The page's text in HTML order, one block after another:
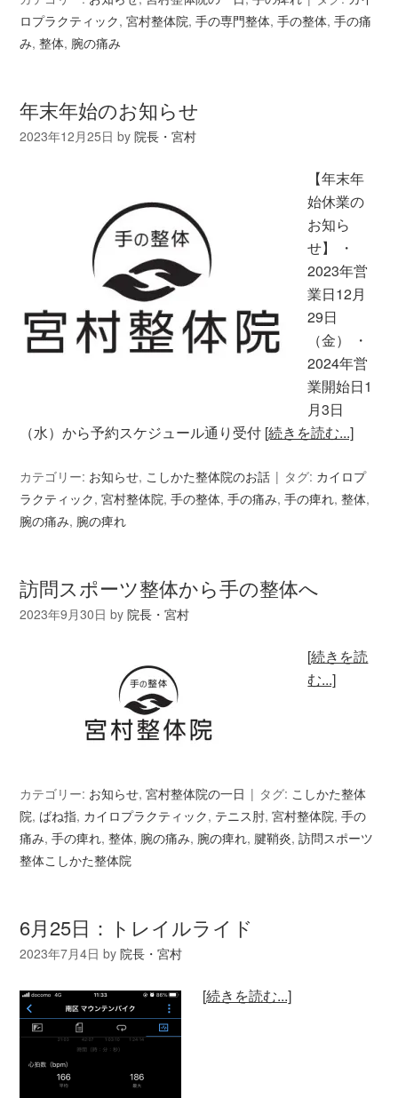
ロプラクティック,宮村整体院,手の専門整体,手の整体,手の痛
み,整体, 腕の痛み
年末年始のお知らせ
2023年12月25日 by院長・宮村
【年末年
始休業の
お知ら
せ】 ・
2023年営
業日12月
29日
（金） ・
2024年営
業開始日1
月3日
（水）から予約スケジュール通り受付 [続きを読む...]
カテゴリー: お知らせ, こしかた整体院のお話 タグ: カイロプ
ラクティック,宮村整体院,手の整体,手の痛み,手の痺れ,整体,
腕の痛み, 腕の痺れ
訪問スポーツ整体から手の整体へ
2023年9月30日 by院長・宮村
[続きを読
む...]
カテゴリー: お知らせ,宮村整体院の一日 タグ: こしかた整体
院, ばね指, カイロプラクティック, テニス肘,宮村整体院,手の
痛み,手の痺れ,整体, 腕の痛み, 腕の痺れ, 腱鞘炎,訪問スポーツ
整体こしかた整体院
6月25日：トレイルライド
2023年7月4日 by院長・宮村
[続きを読む...]